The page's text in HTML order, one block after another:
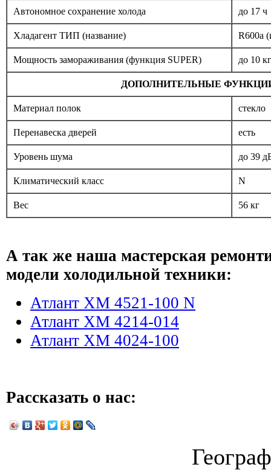
Автономное сохранение холода до 17 ч
Хладагент ТИП (название) R600a
Мощность замораживания (функция SUPER) до 10
ДОПОЛНИТЕЛЬНЫЕ
Материал полок стекло
Перенавеска дверей есть
Уровень шума до 39
Климатический класс N
Вес 56 кг
А так же наша мастерская
модели холодильной техники:
Атлант ХМ 4521-100 N
Атлант ХМ 4214-014
Атлант ХМ 4024-100
Рассказать о нас: